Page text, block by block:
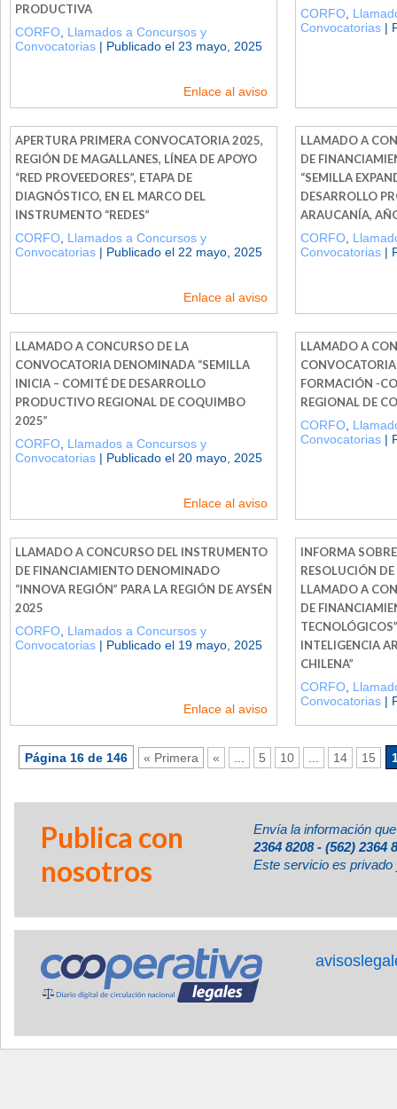
PRODUCTIVA
CORFO Llamados a Concursos y
Convocatorias | Publicado el 23 mayo, 2025
Enlace al aviso
CORFO
Convocatorias |
APERTURA PRIMERA CONVOCATORIA 2025,
REGIÓN DE MAGALLANES, LÍNEA DE APOYO
“RED PROVEEDORES”, ETAPA DE
DIAGNÓSTICO, EN EL MARCO DEL
INSTRUMENTO “REDES”
CORFO Llamados a Concursos y
Convocatorias | Publicado el 22 mayo, 2025
Enlace al aviso
LLAMADO A
DE
“SEMILLA
DESARROLLO
ARAUCANÍA,
CORFO
Convocatorias |
LLAMADO A CONCURSO DE LA
CONVOCATORIA DENOMINADA “SEMILLA
INICIA – COMITÉ DE DESARROLLO
PRODUCTIVO REGIONAL DE COQUIMBO
2025”
CORFO Llamados a Concursos y
Convocatorias | Publicado el 20 mayo, 2025
Enlace al aviso
LLAMADO A
FORMACIÓN -
REGIONAL DE
CORFO
Convocatorias |
LLAMADO A CONCURSO DEL INSTRUMENTO
DE FINANCIAMIENTO DENOMINADO
“INNOVA REGIÓN” PARA LA REGIÓN DE AYSÉN
2025
CORFO Llamados a Concursos y
Convocatorias | Publicado el 19 mayo, 2025
Enlace al aviso
INFORMA
RESOLUCIÓN
LLAMADO A
DE
INTELIGENCIA
CHILENA”
CORFO
Convocatorias |
Página 16 de 146 « Primera « 5 10 14 15
Publica con
nosotros
Envía la información
2364 8208 - (562) 2364
Este servicio es privado